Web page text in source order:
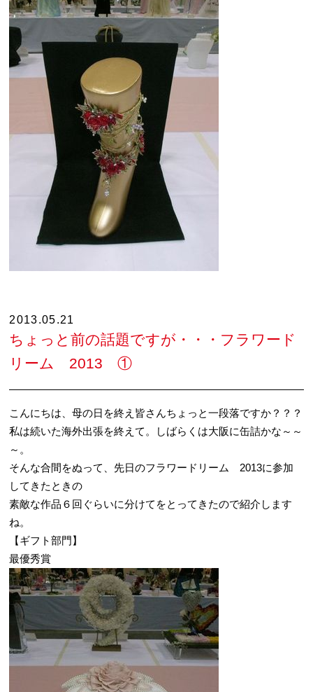
2013.05.21
ちょっと前の話題ですが・・・フラワード
リーム 2013 ①
こんにちは、母の日を終え皆さんちょっと一段落ですか？？？
私は続いた海外出張を終えて。しばらくは大阪に缶詰かな～～
～。
そんな合間をぬって、先日のフラワードリーム 2013に参加
してきたときの
素敵な作品６回ぐらいに分けてをとってきたので紹介します
ね。
【ギフト部門】
最優秀賞